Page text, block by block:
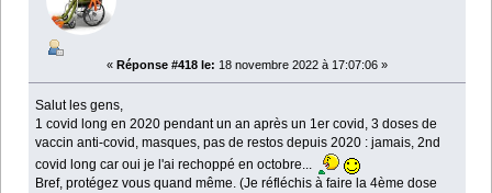
« Réponse #418 le: 18 novembre 2022 à 17:07:06 »
Salut les gens,
1 covid long en 2020 pendant un an après un 1er covid, 3 doses de
vaccin anti-covid, masques, pas de restos depuis 2020 : jamais, 2nd
covid long car oui je l'ai rechoppé en octobre...
Bref, protégez vous quand même. (Je réfléchis à faire la 4ème dose